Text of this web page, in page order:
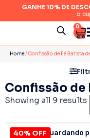
GANHE 10% DE
o
0
Home/ Confissão de Fé Batista
Confissão de
Showing all 9 results
40% OFF
O que Fui Guardando
Categorias
Autor
Acabamento